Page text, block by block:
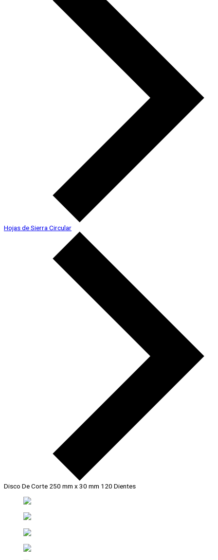
Hojas de Sierra Circular
Disco De Corte 250 mm x 30 mm 120 Dientes